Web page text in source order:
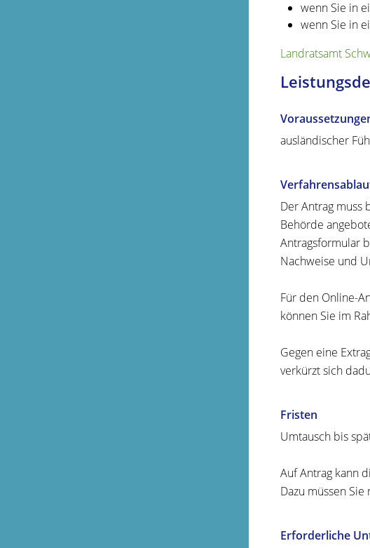
wenn Sie in
wenn Sie in
Landratsamt
ausländischer
Der Antrag muss
Behörde
Antragsformular
Nachweise und
Für den Online-
können Sie im
Gegen eine
verkürzt sich
Fristen
Umtausch bis
Auf Antrag kann
Dazu müssen
Erforderliche